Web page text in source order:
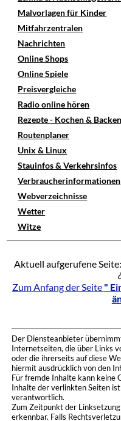
Malvorlagen für Kinder
Mitfahrzentralen
Nachrichten
Online Shops
Online Spiele
Preisvergleiche
Radio online hören
Rezepte - Kochen & Backen
Routenplaner
Unix & Linux
Stauinfos & Verkehrsinfos
Verbraucherinformationen
Webverzeichnisse
Wetter
Witze
Aktuell aufgerufene Seite:
Zum Anfang der Seite "
Der Diensteanbieter
Internetseiten, die über Links
oder die ihrerseits auf diese
hiermit ausdrücklich von den
Für fremde Inhalte kann keine
Inhalte der verlinkten Seiten
verantwortlich.
Zum Zeitpunkt der
erkennbar. Falls